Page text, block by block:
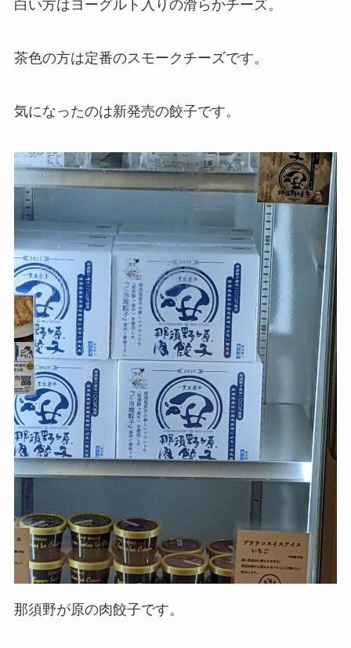
白い方はヨーグルト入りの滑らかチーズ。
茶色の方は定番のスモークチーズです。
気になったのは新発売の餃子です。
那須野が原の肉餃子です。